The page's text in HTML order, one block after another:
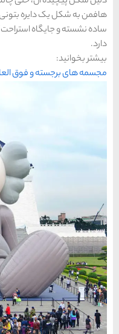
هافمن به شکل یک دایره بتونی است و حدود ۵ تن وزن دارد و به صورت خیلی
است و هشت برابر آن وزن